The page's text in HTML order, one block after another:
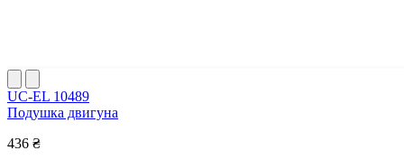
UC-EL 10489
Подушка двигуна
436 ₴